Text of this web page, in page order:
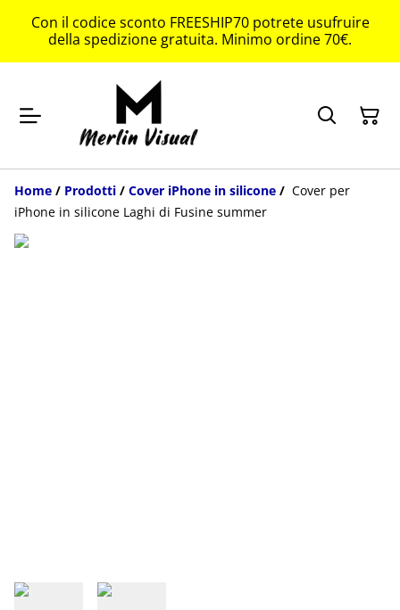
Con il codice sconto FREESHIP70 potrete usufruire
della spedizione gratuita. Minimo ordine 70€.
Home / Prodotti / Cover iPhone in silicone / Cover per
iPhone in silicone Laghi di Fusine summer